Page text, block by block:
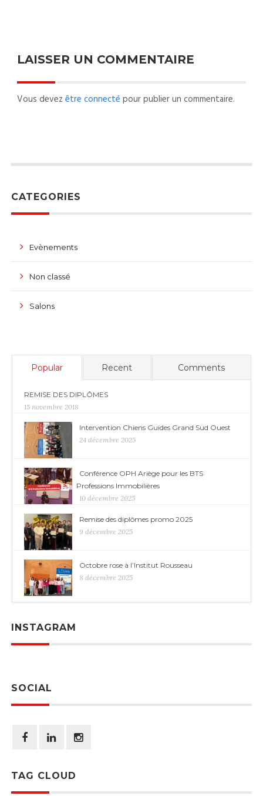
LAISSER UN COMMENTAIRE
Vous devez être connecté pour publier un commentaire.
CATEGORIES
Evènements
Non classé
Salons
Popular Recent Comments
REMISE DES DIPLÔMES
15 novembre 2018
Intervention Chiens Guides Grand Sud Ouest
24 décembre 2025
Conférence OPH Ariège pour les BTS
Professions Immobilières
10 décembre 2025
Remise des diplômes promo 2025
9 décembre 2025
Octobre rose à l’Institut Rousseau
8 décembre 2025
INSTAGRAM
SOCIAL
TAG CLOUD